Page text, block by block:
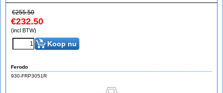
€255.50
€232.50
(incl BTW)
Koop nu
Ferodo
930-FRP3051R